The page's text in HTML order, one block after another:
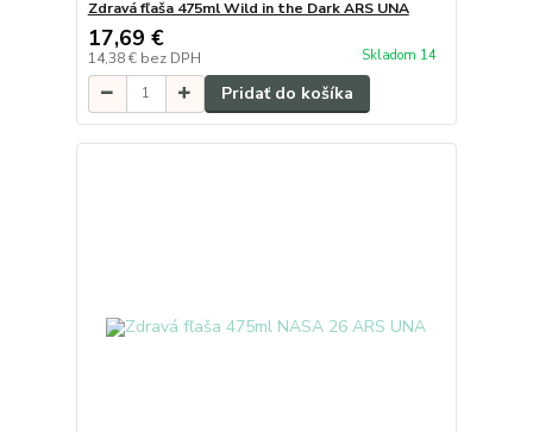
Zdravá fľaša 475ml Wild in the Dark ARS UNA
17,69 €
14,38 € bez DPH Skladom 14
Pridať do košíka